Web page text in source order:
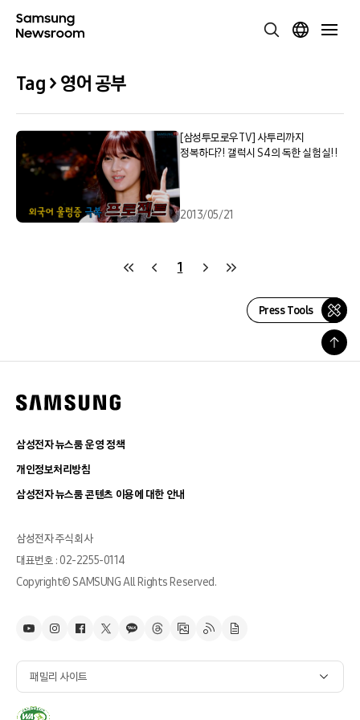
Tag > 영어 공부
[삼성투모로우TV] 사투리까지
정복하다?! 갤럭시 S4의 독한 실험실!!
2013/05/21
1
Press Tools
삼성전자 뉴스룸 운영 정책
개인정보처리방침
삼성전자 뉴스룸 콘텐츠 이용에 대한 안내
삼성전자 주식회사
대표번호 : 02-2255-0114
Copyright© SAMSUNG All Rights Reserved.
패밀리 사이트